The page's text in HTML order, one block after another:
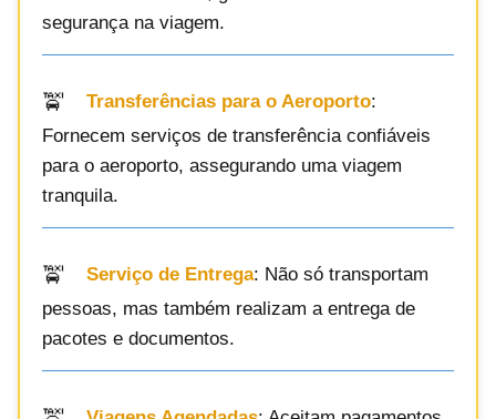
segurança na viagem.
Transferências para o Aeroporto:
Fornecem serviços de transferência confiáveis
para o aeroporto, assegurando uma viagem
tranquila.
Serviço de Entrega: Não só transportam
pessoas, mas também realizam a entrega de
pacotes e documentos.